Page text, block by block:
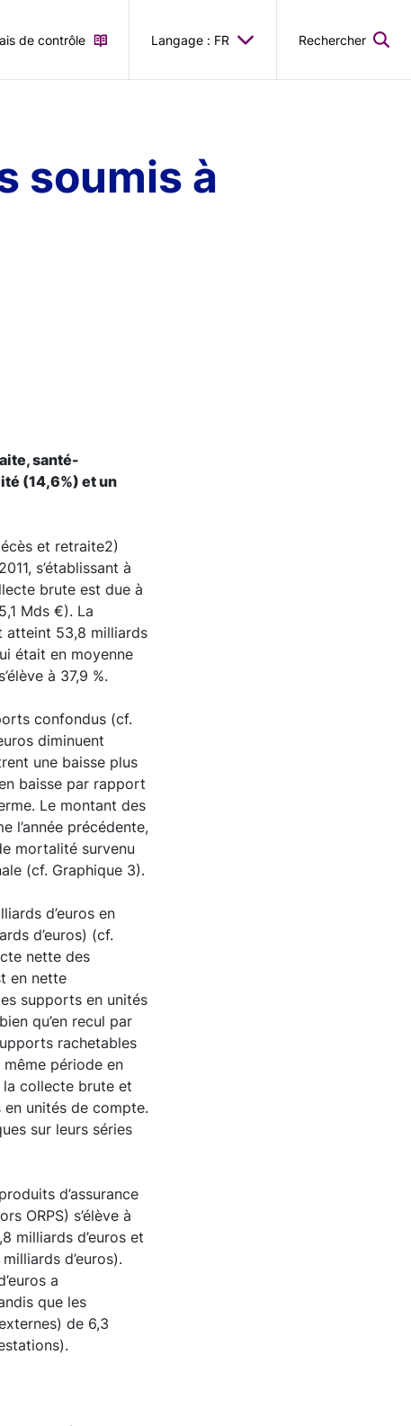
de contrôle Langage : FR Rechercher
soumis à
santé-
(14,6%) et un
et retraite2)
s’établissant à
brute est due à
Mds €). La
atteint 53,8 milliards
était en moyenne
à 37,9 %.
confondus (cf.
diminuent
une baisse plus
baisse par rapport
Le montant des
l’année précédente,
mortalité survenu
(cf. Graphique 3).
d’euros en
d’euros) (cf.
nette des
en nette
supports en unités
qu’en recul par
rachetables
même période en
la collecte brute et
unités de compte.
sur leurs séries
d’assurance
ORPS) s’élève à
milliards d’euros et
d’euros).
a
que les
de 6,3